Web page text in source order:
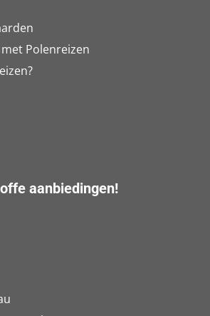
Polenreizen
aanbiedingen!